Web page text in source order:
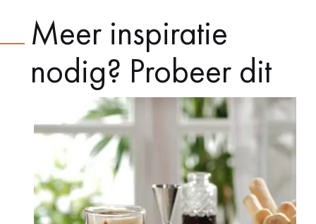
Meer inspiratie
nodig? Probeer dit